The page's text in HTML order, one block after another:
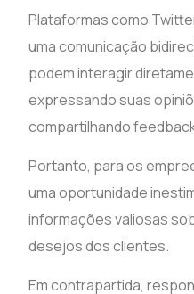
Plataformas como
uma comunicação
podem interagir
expressando suas
compartilhando
Portanto, para os
uma oportunidade
informações valiosas
desejos dos clientes.
Em contrapartida,